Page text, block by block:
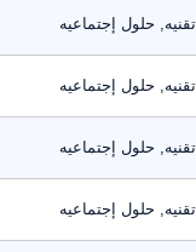
حلول إجتماعيه
حلول إجتماعيه
حلول إجتماعيه
حلول إجتماعيه